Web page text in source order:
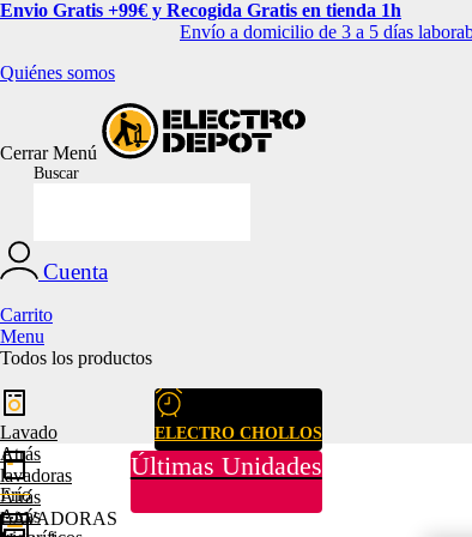
Envio Gratis +99€ y Recogida Gratis en tienda 1h
Envío a domicilio de 3 a 5 días
Quiénes somos
CerrarMenú
Buscar
Cuenta
Carrito
Menu
Todos los productos
ELECTRO CHOLLOS
Últimas Unidades
Lavado
Atrás
lavadoras
Atrás
LAVADORAS
Frío
Atrás